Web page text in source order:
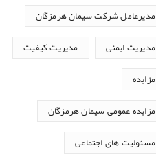
مدیرعامل شرکت سیمان هرمزگان
مدیریت ایمنی مدیریت کیفیت
مزایده
مزایده عمومی سیمان هرمزگان
مسئولیت های اجتماعی